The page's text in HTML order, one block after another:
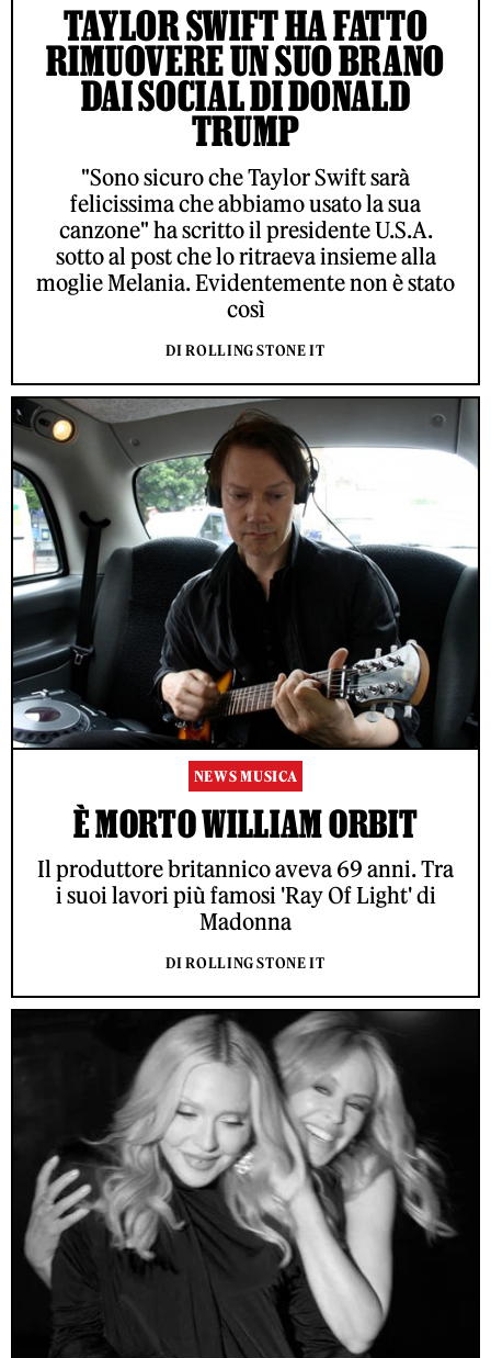
TAYLOR SWIFT HA FATTO
RIMUOVERE UN SUO BRANO
DAI SOCIAL DI DONALD
TRUMP
"Sono sicuro che Taylor Swift sarà
felicissima che abbiamo usato la sua
canzone" ha scritto il presidente U.S.A.
sotto al post che lo ritraeva insieme alla
moglie Melania. Evidentemente non è stato
così
DI ROLLING STONE IT
NEWS MUSICA
È MORTO WILLIAM ORBIT
Il produttore britannico aveva 69 anni. Tra
i suoi lavori più famosi 'Ray Of Light' di
Madonna
DI ROLLING STONE IT